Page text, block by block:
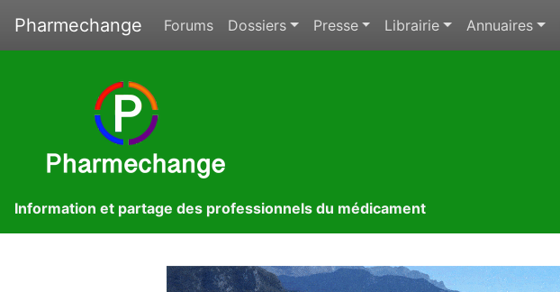
Pharmechange Forums Dossiers Presse Librairie Annuaires
Information et partage des professionnels du médicament